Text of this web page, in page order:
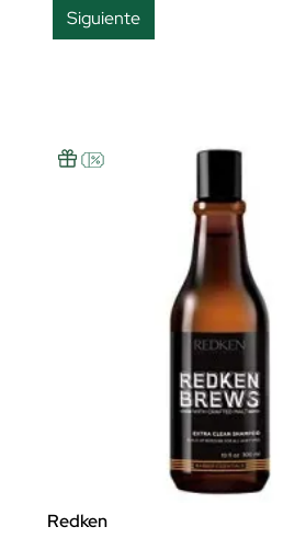
Siguiente
Redken